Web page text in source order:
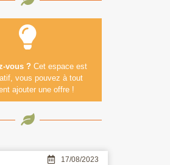
vous ?Cet espace est
vous pouvez à tout
ajouter une offre !
17/08/2023